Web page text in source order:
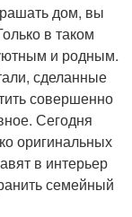
дом, вы
в таком
и родным.
сделанные
совершенно
Сегодня
оригинальных
в интерьер
семейный